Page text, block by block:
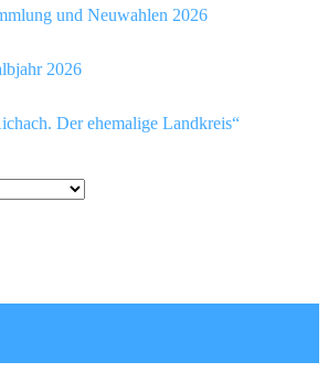
und Neuwahlen 2026
2026
Der ehemalige Landkreis“